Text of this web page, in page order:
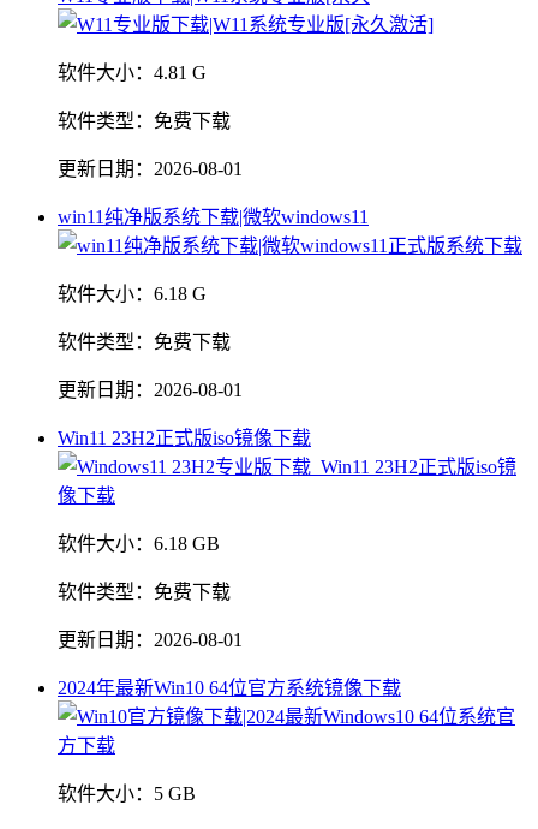
软件大小： 4.81 G
软件类型： 免费下载
更新日期： 2026-08-01
win11纯净版系统下载|微软windows11
软件大小： 6.18 G
软件类型： 免费下载
更新日期： 2026-08-01
Win11 23H2正式版iso镜像下载
软件大小： 6.18 GB
软件类型： 免费下载
更新日期： 2026-08-01
2024年最新Win10 64位官方系统镜像下载
软件大小： 5 GB